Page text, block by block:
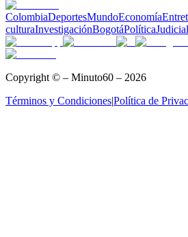
ColombiaDeportesMundoEconomía
culturaInvestigaciónBogotáPolíticaJudicial
Copyright © – Minuto60 – 2026
Términos y Condiciones|Política de